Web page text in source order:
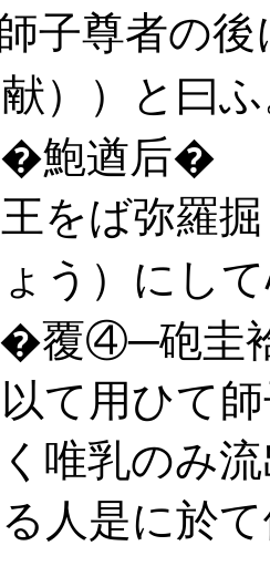
子尊者の後
献））と曰
鮑遒后�
をば弥羅
う）にし
�覆④─砲圭
て用ひて
唯乳のみ
人是に於